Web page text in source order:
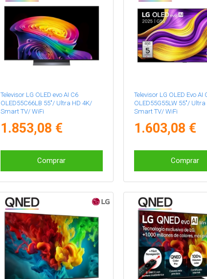
Televisor LG OLED evo AI C6
OLED55C66LB 55"/ Ultra HD 4K/
Smart TV/ WiFi
1.853,08 €
Comprar
Televisor LG OLED Evo AI
OLED55G55LW 55"/
Smart TV/ WiFi
1.603,08 €
Comprar